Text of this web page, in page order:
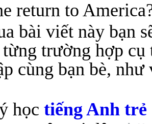
return to
bài viết này bạn
trường hợp cụ
cùng bạn bè,
học tiếng Anh trẻ